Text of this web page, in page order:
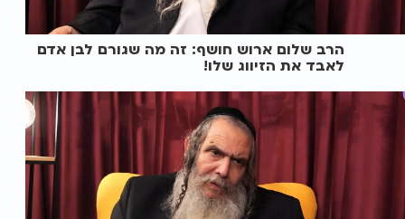
הרב שלום ארוש חושף: זה מה שגורם לבן אדם
לאבד את הזיווג שלו!